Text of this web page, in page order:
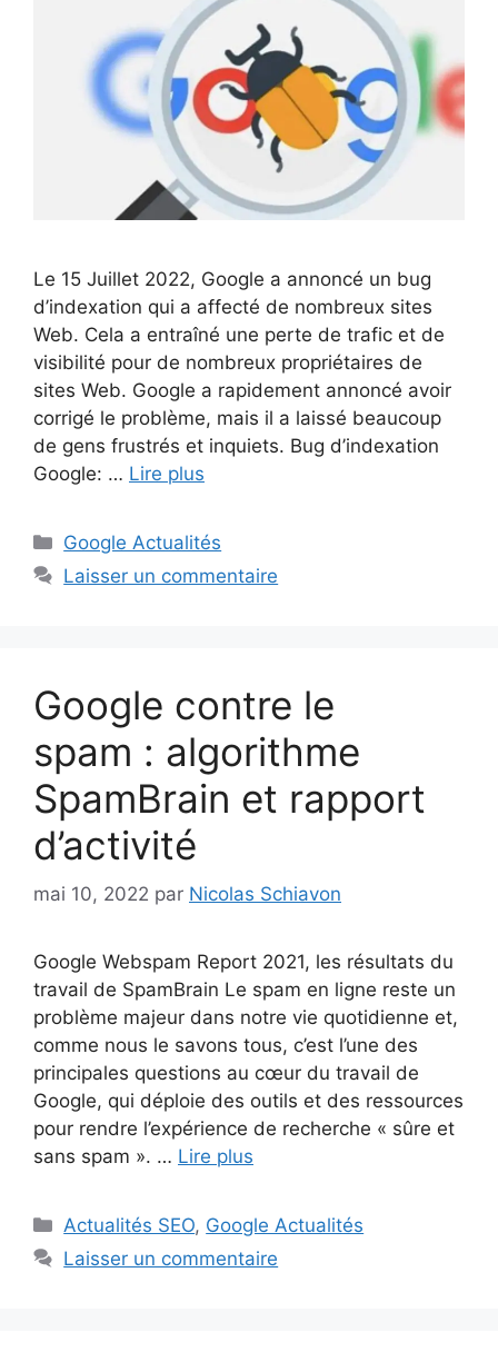
Le 15 Juillet 2022, Google a annoncé un bug
d’indexation qui a affecté de nombreux sites
Web. Cela a entraîné une perte de trafic et de
visibilité pour de nombreux propriétaires de
sites Web. Google a rapidement annoncé avoir
corrigé le problème, mais il a laissé beaucoup
de gens frustrés et inquiets. Bug d’indexation
Google: … Lire plus
Catégories
Google Actualités
Laisser un commentaire
Google contre le
spam : algorithme
SpamBrain et rapport
d’activité
mai 10, 2022 par Nicolas Schiavon
Google Webspam Report 2021, les résultats du
travail de SpamBrain Le spam en ligne reste un
problème majeur dans notre vie quotidienne et,
comme nous le savons tous, c’est l’une des
principales questions au cœur du travail de
Google, qui déploie des outils et des ressources
pour rendre l’expérience de recherche « sûre et
sans spam ». … Lire plus
Catégories
Actualités SEO, Google Actualités
Laisser un commentaire